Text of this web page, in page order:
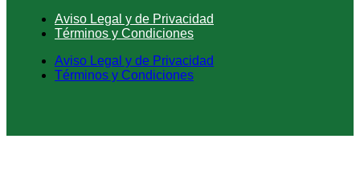
Aviso Legal y de Privacidad
Términos y Condiciones
Aviso Legal y de Privacidad
Términos y Condiciones